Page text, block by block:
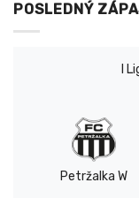
POSLEDNÝ
I
Petržalka W